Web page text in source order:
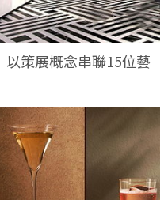
以策展概念串聯15位藝